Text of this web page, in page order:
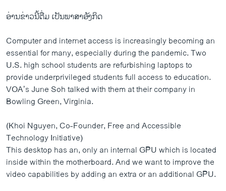
ອ່ານຂ່າວນີ້ຕື່ມ ເປັນພາສາອັງກິດ
Computer and internet access is increasingly becoming an
essential for many, especially during the pandemic. Two
U.S. high school students are refurbishing laptops to
provide underprivileged students full access to education.
VOA’s June Soh talked with them at their company in
Bowling Green, Virginia.
(Khoi Nguyen, Co-Founder, Free and Accessible
Technology Initiative)
This desktop has an, only an internal GPU which is located
inside within the motherboard. And we want to improve the
video capabilities by adding an extra or an additional GPU.